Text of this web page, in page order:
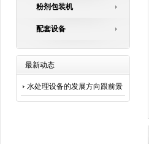
粉剂包装机
配套设备
最新动态
水处理设备的发展方向跟前景